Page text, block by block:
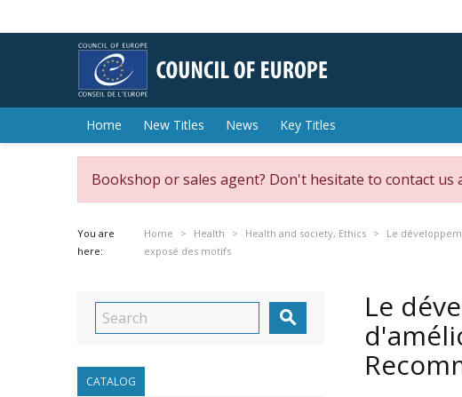
Home New Titles News Key Titles
Bookshop or sales agent? Don't hesitate to contact us
You are
here:
Home Health Health and society, Ethics
Le
exposé des motifs

CATALOG
Le